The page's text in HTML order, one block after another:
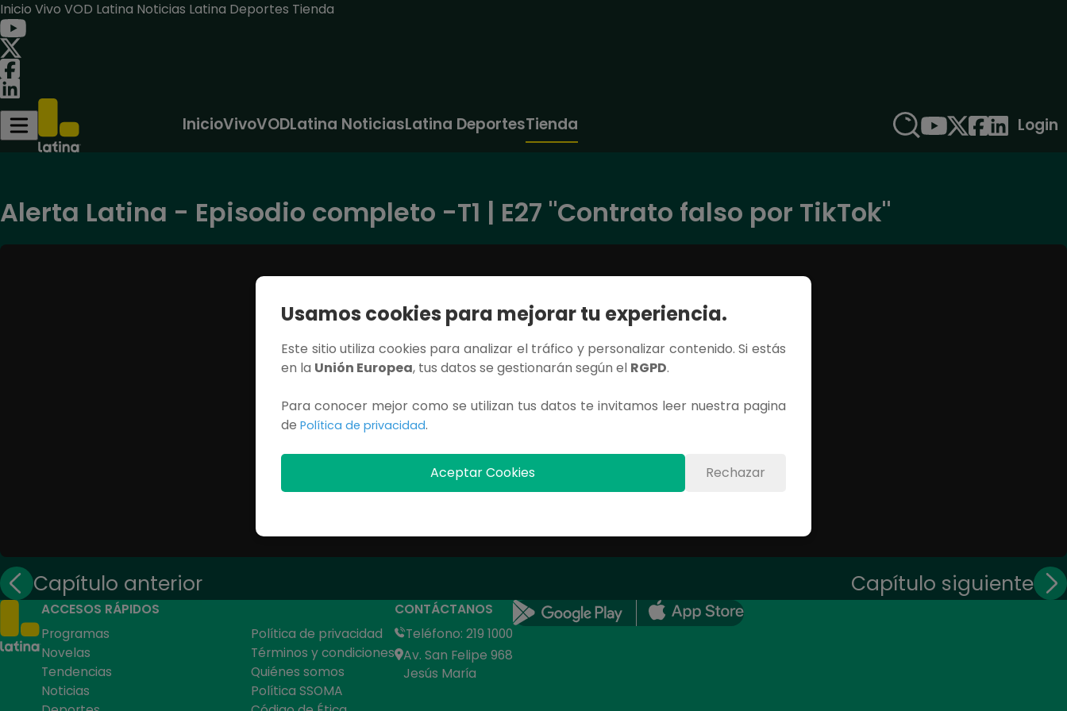
Inicio Vivo VOD Latina Noticias Latina Deportes Tienda
InicioVivoVODLatina NoticiasLatina DeportesTienda Login
Alerta Latina - Episodio completo -T1 | E27 "Contrato falso por TikTok"
Contenido Exclusivo
Debes iniciar sesión para ver este capítulo completo.
INICIAR SESIÓN
Capítulo anterior Capítulo siguiente
ACCESOS RÁPIDOS
Programas
Novelas
Tendencias
Noticias
Política de privacidad
Términos y condiciones
Quiénes somos
Política SSOMA
CONTÁCTANOS
Teléfono: 219 1000
Av. San Felipe 968
Jesús María
Usamos cookies para mejorar tu experiencia.
Este sitio utiliza cookies para analizar el tráfico y personalizar contenido. Si estás
en la Unión Europea, tus datos se gestionarán según el RGPD.
Para conocer mejor como se utilizan tus datos te invitamos leer nuestra pagina
de Política de privacidad.
Aceptar Cookies Rechazar